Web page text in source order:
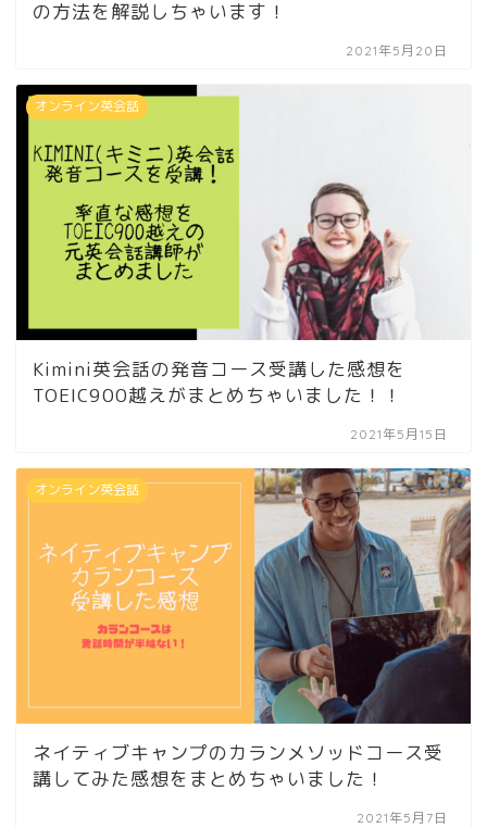
の方法を解説しちゃいます！
2021年5月20日
オンライン英会話
Kimini英会話の発音コース受講した感想を
TOEIC900越えがまとめちゃいました！！
2021年5月15日
オンライン英会話
ネイティブキャンプのカランメソッドコース受
講してみた感想をまとめちゃいました！
2021年5月7日